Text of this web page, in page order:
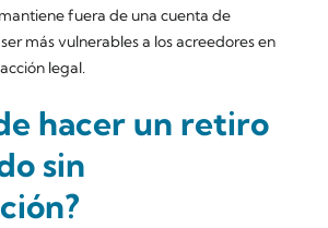
fuera de una cuenta de
más vulnerables a los acreedores en
legal.
hacer un retiro
sin